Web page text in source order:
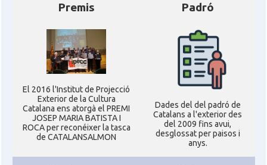
Premis
El 2016 l'Institut de Projecció
Exterior de la Cultura
Catalana ens atorgà el PREMI
JOSEP MARIA BATISTA I
ROCA per reconéixer la tasca
de CATALANSALMON
Padró
Dades del del padró de
Catalans a l'exterior des
del 2009 fins avui,
desglossat per paisos i
anys.